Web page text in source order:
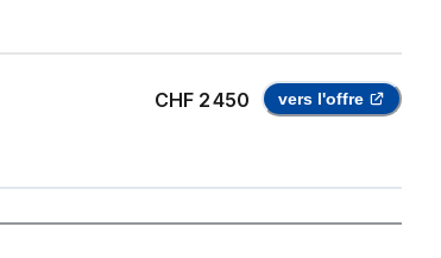
CHF 2 450 vers l'offre